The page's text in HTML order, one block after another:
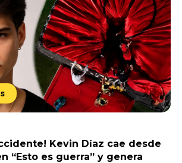
Kevin Díaz cae desde
“Esto es guerra” y genera